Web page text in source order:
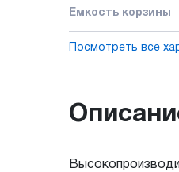
Емкость корзины
Посмотреть все